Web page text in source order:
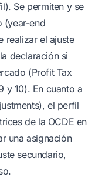
Se permiten y se
(year-end
realizar el ajuste
declaración si
(Profit Tax
y 10). En cuanto a
el perfil
de la OCDE en
una asignación
secundario,